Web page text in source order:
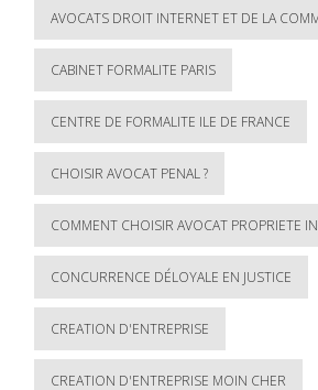
AVOCATS DROIT INTERNET ET DE LA
CABINET FORMALITE PARIS
CENTRE DE FORMALITE ILE DE FRANCE
CHOISIR AVOCAT PENAL ?
COMMENT CHOISIR AVOCAT PROPRIETE
CONCURRENCE DÉLOYALE EN JUSTICE
CREATION D'ENTREPRISE
CREATION D'ENTREPRISE MOIN CHER